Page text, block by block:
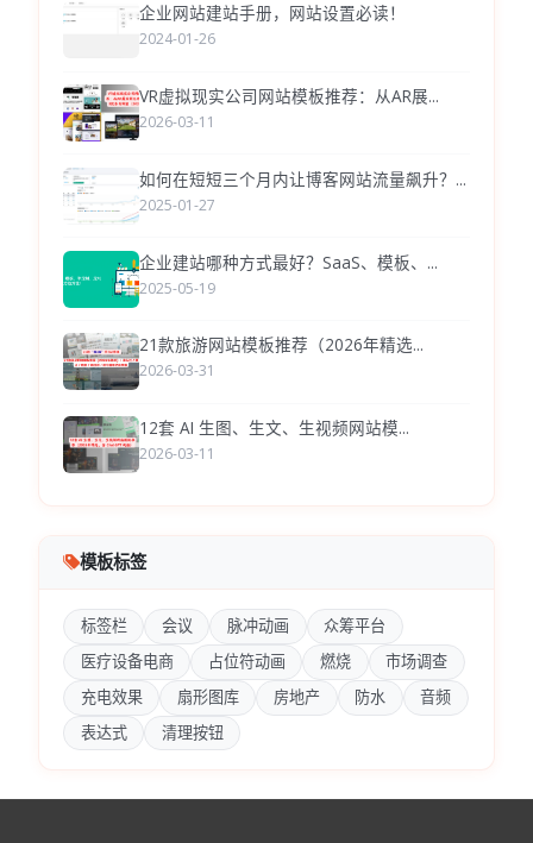
企业网站建站手册，网站设置必读！
2024-01-26
VR虚拟现实公司网站模板推荐：从AR展...
2026-03-11
如何在短短三个月内让博客网站流量飙升？...
2025-01-27
企业建站哪种方式最好？SaaS、模板、...
2025-05-19
21款旅游网站模板推荐（2026年精选...
2026-03-31
12套 AI 生图、生文、生视频网站模...
2026-03-11
模板标签
标签栏 会议 脉冲动画
众筹平台
医疗设备电商
占位符动画 燃烧
市场调查
充电效果
扇形图库 房地产 防水
音频
表达式
清理按钮